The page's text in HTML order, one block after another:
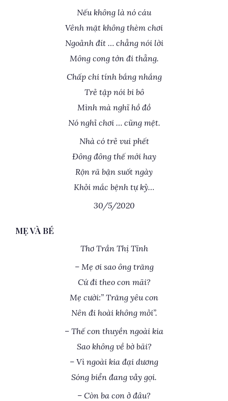
Nếu không là nó cáu
Vênh mặt không thèm chơi
Ngoảnh đít … chẳng nói lời
Mông cong tớn đi thẳng.
Chấp chi tính bắng nhắng
Trẻ tập nói bi bô
Mình mà nghĩ hồ đồ
Nó nghỉ chơi … cũng mệt.
Nhà có trẻ vui phết
Đông đông thế mới hay
Rộn rã bận suốt ngày
Khỏi mắc bệnh tự kỷ…
30/5/2020
MẸ VÀ BÉ
Thơ Trần Thị Tĩnh
– Mẹ ơi sao ông trăng
Cứ đi theo con mãi?
Mẹ cười:” Trăng yêu con
Nên đi hoài không mỏi”.
– Thế con thuyền ngoài kia
Sao không về bờ bãi?
– Vì ngoài kia đại dương
Sóng biển đang vẫy gọi.
– Còn ba con ở đâu?